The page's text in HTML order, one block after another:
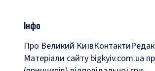
Інфо
Про Великий КиївКонтакти
Матеріали сайту bigkyiv.com.ua